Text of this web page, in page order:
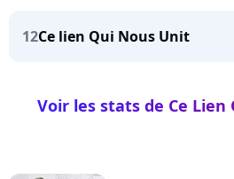
12Ce lien Qui Nous Unit
Voir les stats de Ce